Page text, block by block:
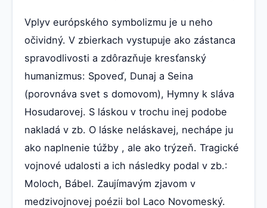
Vplyv európského symbolizmu je u neho
očividný. V zbierkach vystupuje ako zástanca
spravodlivosti a zdôrazňuje kresťanský
humanizmus: Spoveď, Dunaj a Seina
(porovnáva svet s domovom), Hymny k sláva
Hosudarovej. S láskou v trochu inej podobe
nakladá v zb. O láske neláskavej, nechápe ju
ako naplnenie túžby , ale ako trýzeň. Tragické
vojnové udalosti a ich následky podal v zb.:
Moloch, Bábel. Zaujímavým zjavom v
medzivojnovej poézii bol Laco Novomeský.